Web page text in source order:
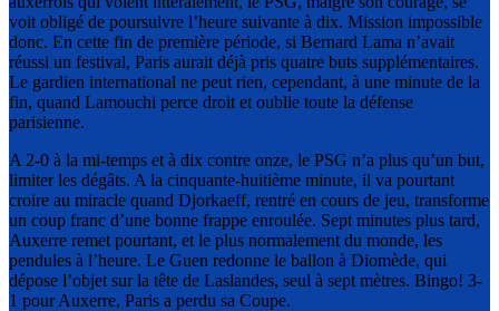
voit obligé de poursuivre l’heure suivante à dix. Mission impossible
donc. En cette fin de première période, si Bernard Lama n’avait
réussi un festival, Paris aurait déjà pris quatre buts supplémentaires.
Le gardien international ne peut rien, cependant, à une minute de la
fin, quand Lamouchi perce droit et oublie toute la défense
parisienne.
A 2-0 à la mi-temps et à dix contre onze, le PSG n’a plus qu’un but,
limiter les dégâts. A la cinquante-huitième minute, il va pourtant
croire au miracle quand Djorkaeff, rentré en cours de jeu, transforme
un coup franc d’une bonne frappe enroulée. Sept minutes plus tard,
Auxerre remet pourtant, et le plus normalement du monde, les
pendules à l’heure. Le Guen redonne le ballon à Diomède, qui
dépose l’objet sur la tête de Laslandes, seul à sept mètres. Bingo! 3-
1 pour Auxerre, Paris a perdu sa Coupe.